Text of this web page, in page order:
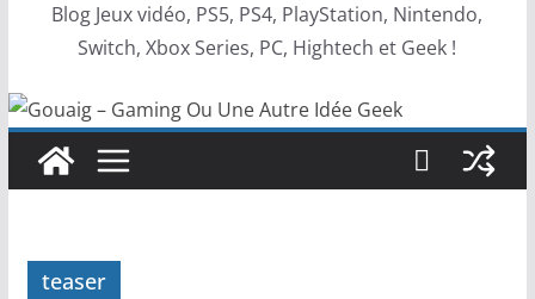
Blog Jeux vidéo, PS5, PS4, PlayStation, Nintendo,
Switch, Xbox Series, PC, Hightech et Geek !
teaser